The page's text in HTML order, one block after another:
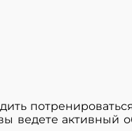
ведете активный